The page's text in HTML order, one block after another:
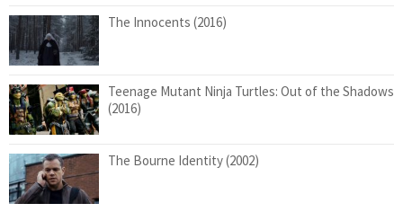
The Innocents (2016)
Teenage Mutant Ninja Turtles: Out of the Shadows
(2016)
The Bourne Identity (2002)